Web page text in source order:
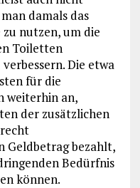
damals das
nutzen, um die
Toiletten
Die etwa
für die
weiterhin an,
der zusätzlichen
Geldbetrag bezahlt,
Bedürfnis
können.